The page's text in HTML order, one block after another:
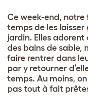
Ce week-end,
temps de les
jardin. Elles
des bains de sable,
faire rentrer dans
par y retourner
temps. Au moins,
pas tout à fait